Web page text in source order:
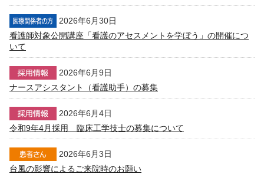
2026年6月30日
看護師対象公開講座「看護のアセスメントを学ぼう」の開催につ
いて
2026年6月9日
ナースアシスタント（看護助手）の募集
2026年6月4日
令和9年4月採用 臨床工学技士の募集について
2026年6月3日
台風の影響によるご来院時のお願い